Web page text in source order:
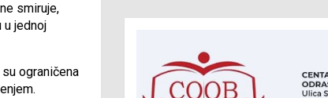
smiruje,
u jednoj
ograničena